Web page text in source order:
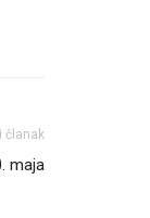
članak
maja